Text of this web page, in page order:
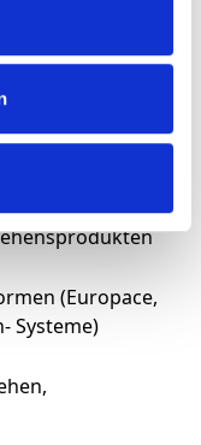
für Kunden ohne
(Europace,
Systeme)